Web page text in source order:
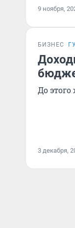
9 ноября,
БИЗНЕС
До
3 декабря,